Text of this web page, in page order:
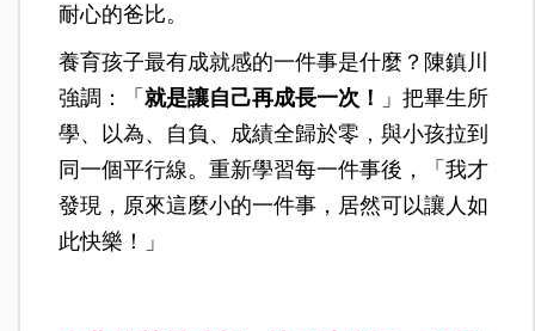
耐心的爸比。
養育孩子最有成就感的一件事是什麼？陳鎮川
強調：「就是讓自己再成長一次！
」把畢生所
學、以為、自負、成績全歸於零，與小孩拉到
同一個平行線。重新學習每一件事後，「我才
發現，原來這麼小的一件事，居然可以讓人如
此快樂！」